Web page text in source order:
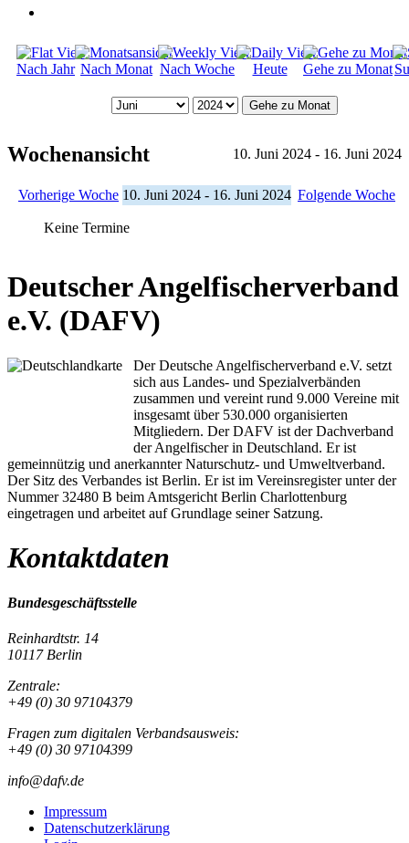
Nach Jahr Nach Monat Nach Woche Heute Gehe zu Monat
Gehe zu Monat
Wochenansicht 10. Juni 2024 - 16. Juni 2024
Vorherige Woche 10. Juni 2024 - 16. Juni 2024 Folgende Woche
Keine Termine
Deutscher Angelfischerverband
e.V. (DAFV)
Der Deutsche Angelfischerverband e.V. setzt
sich aus Landes- und Spezialverbänden
zusammen und vereint rund 9.000 Vereine mit
insgesamt über 530.000 organisierten
Mitgliedern. Der DAFV ist der Dachverband
der Angelfischer in Deutschland. Er ist
gemeinnützig und anerkannter Naturschutz- und Umweltverband.
Der Sitz des Verbandes ist Berlin. Er ist im Vereinsregister unter der
Nummer 32480 B beim Amtsgericht Berlin Charlottenburg
eingetragen und arbeitet auf Grundlage seiner Satzung.
Kontaktdaten
Bundesgeschäftsstelle
Reinhardtstr. 14
10117 Berlin
Zentrale:
+49 (0) 30 97104379
Fragen zum digitalen Verbandsausweis:
+49 (0) 30 97104399
info@dafv.de
Impressum
Datenschutzerklärung